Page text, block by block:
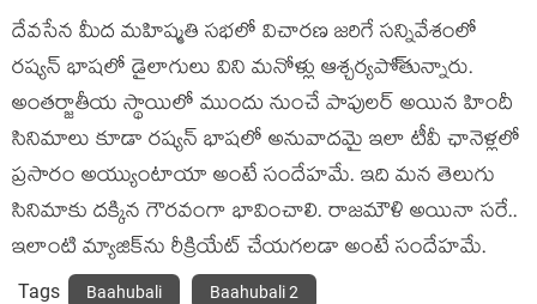
దేవసేన మీద మహిష్మతి సభలో విచారణ జరిగే సన్నివేశంలో
రష్యన్ భాషలో డైలాగులు విని మనోళ్లు ఆశ్చర్యపో్తున్నారు.
అంతర్జాతీయ స్థాయిలో ముందు నుంచే పాపులర్ అయిన హిందీ
సినిమాలు కూడా రష్యన్ భాషలో అనువాదమై ఇలా టీవీ ఛానెళ్లలో
ప్రసారం అయ్యుంటాయా అంటే సందేహమే. ఇది మన తెలుగు
సినిమాకు దక్కిన గౌరవంగా భావించాలి. రాజమౌళి అయినా సరే..
ఇలాంటి మ్యాజిక్‌ను రీక్రియేట్ చేయగలడా అంటే సందేహమే.
Tags Baahubali Baahubali 2